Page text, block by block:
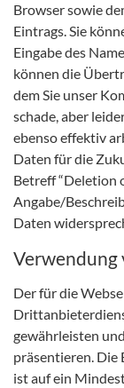
Browser sowie
Eintrags. Sie
Eingabe des
können die
dem Sie unser
schade, aber
ebenso effektiv
Daten für die
Betreff “Deletion
Angabe/
Daten
Der für die
gewährleisten
präsentieren.
ist auf ein